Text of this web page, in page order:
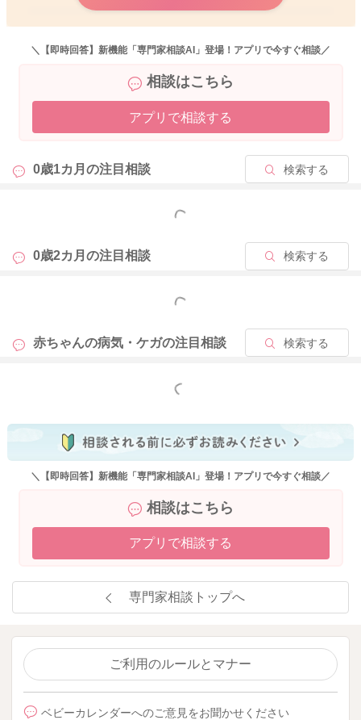
2025/9/28 7:02
＼【即時回答】新機能「専門家相談AI」登場！アプリで今すぐ相談／
相談はこちら
アプリで相談する
0歳1カ月の注目相談 検索する
もっと見る
0歳2カ月の注目相談 検索する
もっと見る
赤ちゃんの病気・ケガの注目相談 検索する
もっと見る
＼【即時回答】新機能「専門家相談AI」登場！アプリで今すぐ相談／
相談はこちら
アプリで相談する
専門家相談トップへ
ご利用のルールとマナー
ベビーカレンダーへのご意見をお聞かせください